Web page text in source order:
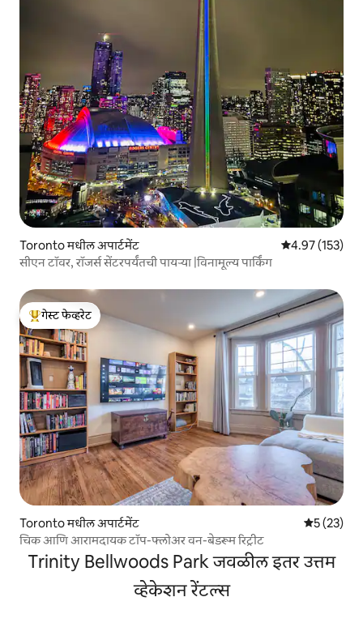
Toronto मधील अपार्टमेंट 5 पैकी 4.97
4.97 (153)
सीएन टॉवर, रॉजर्स सेंटरपर्यंतची पायऱ्या |विनामूल्य पार्किंग
टॉप गेस्ट फेव्हरेट
गेस्ट फेव्हरेट
Toronto मधील अपार्टमेंट 5 पैकी 5
5 (23)
चिक आणि आरामदायक टॉप-फ्लोअर वन-बेडरूम रिट्रीट
Trinity Bellwoods Park जवळील इतर उत्तम
व्हेकेशन रेंटल्स